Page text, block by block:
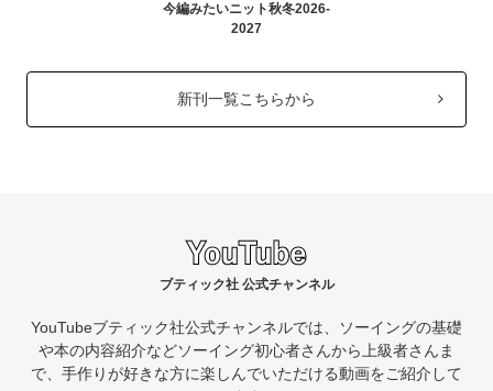
今編みたいニット秋冬2026-
2027
新刊一覧こちらから
ブティック社 公式チャンネル
YouTubeブティック社公式チャンネルでは、ソーイングの基礎
や本の内容紹介などソーイング初心者さんから上級者さんま
で、手作りが好きな方に楽しんでいただける動画をご紹介して